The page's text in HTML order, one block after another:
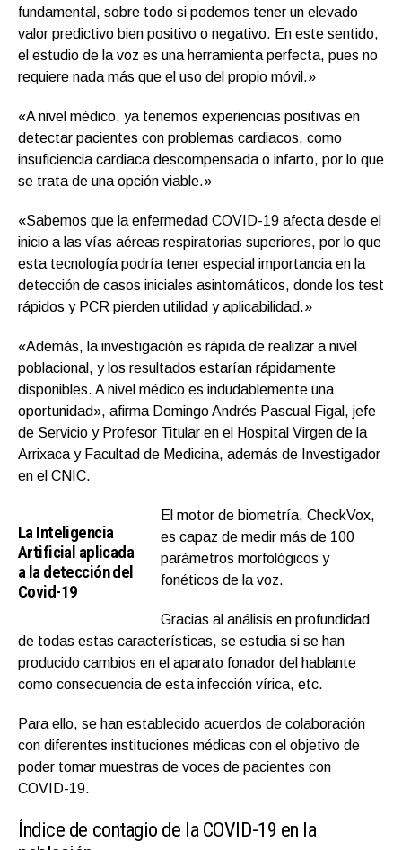
fundamental, sobre todo si podemos tener un elevado
valor predictivo bien positivo o negativo. En este sentido,
el estudio de la voz es una herramienta perfecta, pues no
requiere nada más que el uso del propio móvil.»
«A nivel médico, ya tenemos experiencias positivas en
detectar pacientes con problemas cardiacos, como
insuficiencia cardiaca descompensada o infarto, por lo que
se trata de una opción viable.»
«Sabemos que la enfermedad COVID-19 afecta desde el
inicio a las vías aéreas respiratorias superiores, por lo que
esta tecnología podría tener especial importancia en la
detección de casos iniciales asintomáticos, donde los test
rápidos y PCR pierden utilidad y aplicabilidad.»
«Además, la investigación es rápida de realizar a nivel
poblacional, y los resultados estarían rápidamente
disponibles. A nivel médico es indudablemente una
oportunidad», afirma Domingo Andrés Pascual Figal, jefe
de Servicio y Profesor Titular en el Hospital Virgen de la
Arrixaca y Facultad de Medicina, además de Investigador
en el CNIC.
La Inteligencia
Artificial aplicada
a la detección del
Covid-19
El motor de biometría, CheckVox,
es capaz de medir más de 100
parámetros morfológicos y
fonéticos de la voz.
Gracias al análisis en profundidad
de todas estas características, se estudia si se han
producido cambios en el aparato fonador del hablante
como consecuencia de esta infección vírica, etc.
Para ello, se han establecido acuerdos de colaboración
con diferentes instituciones médicas con el objetivo de
poder tomar muestras de voces de pacientes con
COVID-19.
Índice de contagio de la COVID-19 en la